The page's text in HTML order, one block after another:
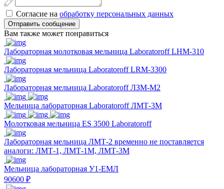
Согласие на обработку персональных данных
Отправить сообщение
Вам также может понравиться
Лабораторная молотковая мельница Laboratoroff LHM-310
Лабораторная мельница Laboratoroff LRM-3300
Лабораторная мельница Laboratoroff ЛЗМ-М2
Мельница лабораторная Laboratoroff ЛМТ-3М
Молотковая мельница ES 3500 Laboratoroff
Лабораторная мельница ЛМТ-2 временно не поставляется
аналоги: ЛМТ-1, ЛМТ-1М, ЛМТ-3М
Мельница лабораторная У1-ЕМЛ
90600 ₽